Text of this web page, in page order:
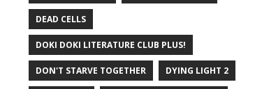
DEAD CELLS
DOKI DOKI LITERATURE CLUB PLUS!
DON'T STARVE TOGETHER DYING LIGHT 2